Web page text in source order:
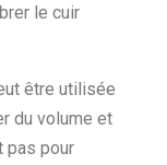
le cuir
être utilisée
du volume et
pas pour